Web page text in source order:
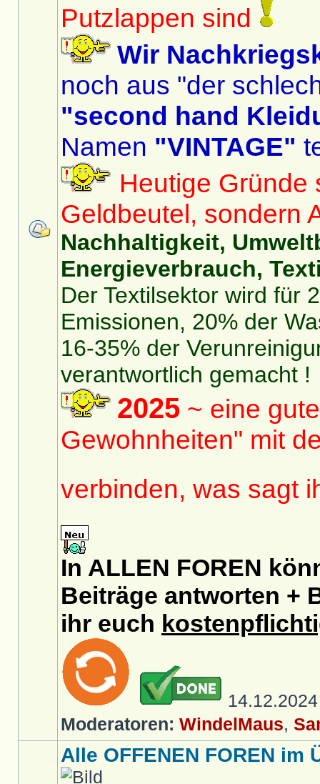
Putzlappen sind
Wir
noch aus "der
"second hand
Namen "VINTAGE"
Heutige Gründe
Geldbeutel, sondern
Nachhaltigkeit,
Energieverbrauch,
Der Textilsektor wird für
Emissionen, 20% der
16-35% der
verantwortlich gemacht !
2025 ~ eine
Gewohnheiten" mit
verbinden, was sagt
In ALLEN FOREN
Beiträge antworten +
ihr euch
Moderatoren: WindelMaus,
Alle OFFENEN FOREN im